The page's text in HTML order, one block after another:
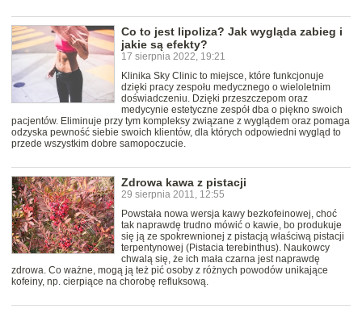
Co to jest lipoliza? Jak wygląda zabieg i
jakie są efekty?
17 sierpnia 2022, 19:21
Klinika Sky Clinic to miejsce, które funkcjonuje
dzięki pracy zespołu medycznego o wieloletnim
doświadczeniu. Dzięki przeszczepom oraz
medycynie estetyczne zespół dba o piękno swoich
pacjentów. Eliminuje przy tym kompleksy związane z wyglądem oraz pomaga
odzyska pewność siebie swoich klientów, dla których odpowiedni wygląd to
przede wszystkim dobre samopoczucie.
Zdrowa kawa z pistacji
29 sierpnia 2011, 12:55
Powstała nowa wersja kawy bezkofeinowej, choć
tak naprawdę trudno mówić o kawie, bo produkuje
się ją ze spokrewnionej z pistacją właściwą pistacji
terpentynowej (Pistacia terebinthus). Naukowcy
chwalą się, że ich mała czarna jest naprawdę
zdrowa. Co ważne, mogą ją też pić osoby z różnych powodów unikające
kofeiny, np. cierpiące na chorobę refluksową.